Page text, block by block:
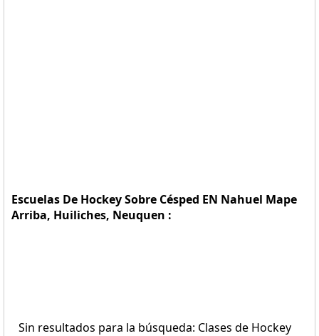
Escuelas De Hockey Sobre Césped EN Nahuel Mape
Arriba, Huiliches, Neuquen :
Sin resultados para la búsqueda: Clases de Hockey